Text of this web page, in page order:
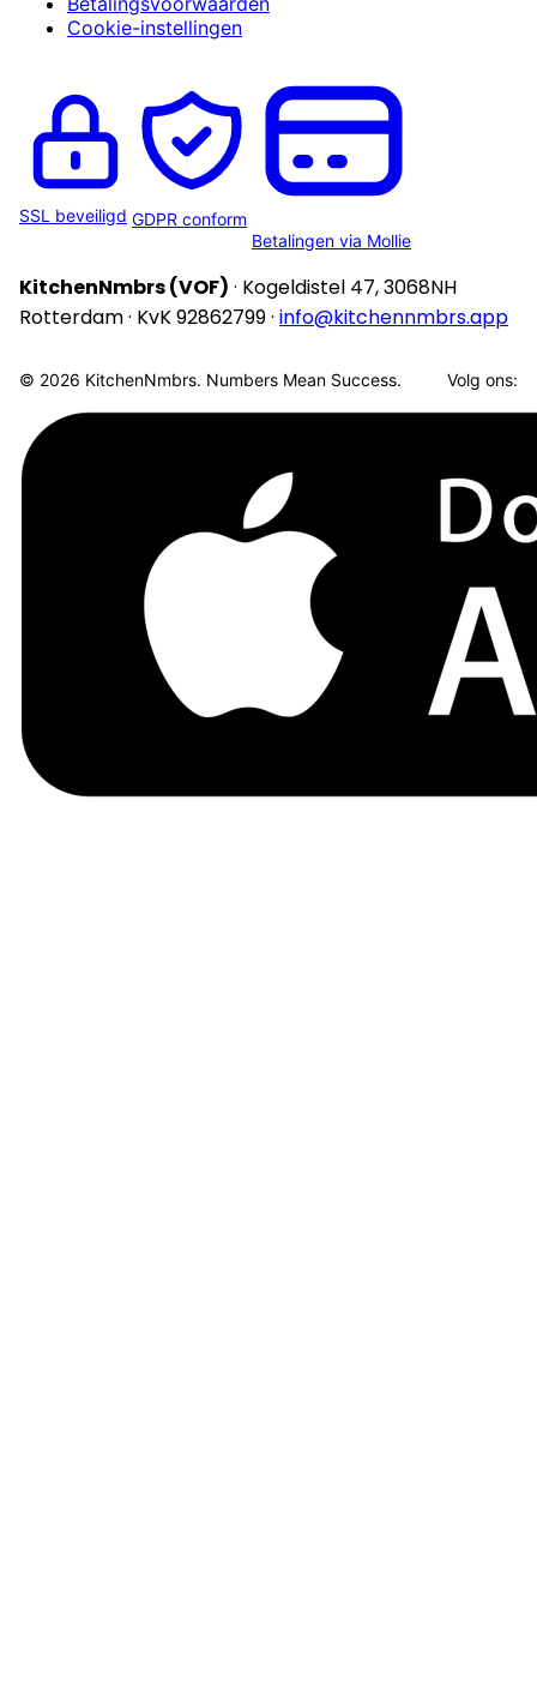
Cookie-instellingen
SSL beveiligd GDPR conform
Betalingen via Mollie
KitchenNmbrs (VOF) · Kogeldistel 47, 3068NH
Rotterdam · KvK 92862799 · info@kitchennmbrs.app
© 2026 KitchenNmbrs. Numbers Mean Success. Volg ons: